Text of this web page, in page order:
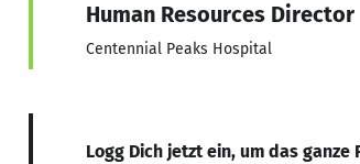
Human Resources Director
Centennial Peaks Hospital
Logg Dich jetzt ein, um das ganze